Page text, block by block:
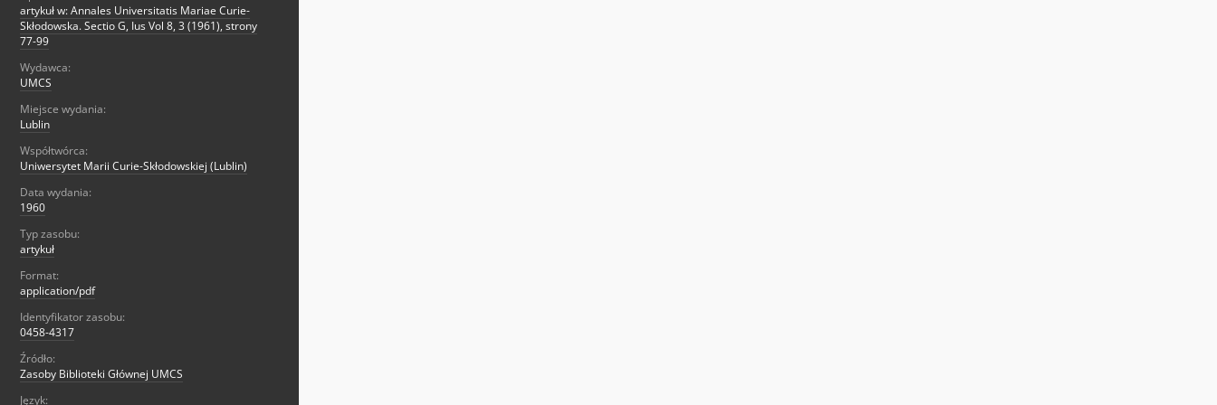
artykuł w: Annales Universitatis Mariae Curie-
Skłodowska. Sectio G, Ius Vol 8, 3 (1961), strony
77-99
Wydawca:
UMCS
Miejsce wydania:
Lublin
Współtwórca:
Uniwersytet Marii Curie-Skłodowskiej (Lublin)
Data wydania:
1960
Typ zasobu:
artykuł
Format:
application/pdf
Identyfikator zasobu:
0458-4317
Źródło:
Zasoby Biblioteki Głównej UMCS
Język: